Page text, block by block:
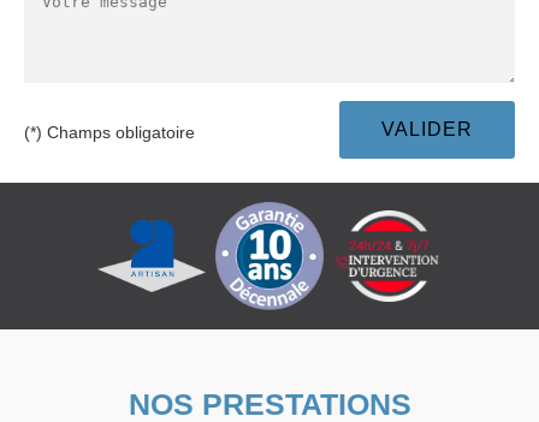
(*) Champs obligatoire
NOS PRESTATIONS